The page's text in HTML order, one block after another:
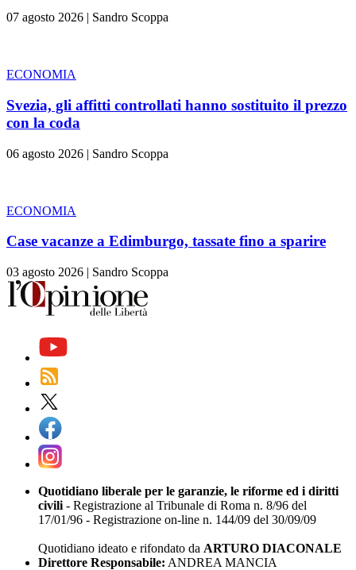
07 agosto 2026 | Sandro Scoppa
ECONOMIA
Svezia, gli affitti controllati hanno sostituito il prezzo
con la coda
06 agosto 2026 | Sandro Scoppa
ECONOMIA
Case vacanze a Edimburgo, tassate fino a sparire
03 agosto 2026 | Sandro Scoppa
Quotidiano liberale per le garanzie, le riforme ed i diritti
civili - Registrazione al Tribunale di Roma n. 8/96 del
17/01/96 - Registrazione on-line n. 144/09 del 30/09/09
Quotidiano ideato e rifondato da ARTURO DIACONALE
Direttore Responsabile: ANDREA MANCIA